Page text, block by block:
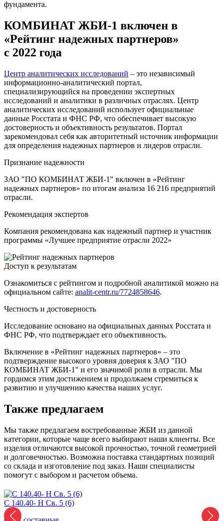
фундамента.
КОМБИНАТ ЖБИ-1 включен в
«Рейтинг надежных партнеров»
с 2022 года
Центр аналитических исследований – это независимый
информационно-аналитический портал,
специализирующийся на проведении экспертных
исследований и аналитики в различных отраслях. Центр
аналитических исследований использует официальные
данные Росстата и ФНС РФ, что обеспечивает высокую
достоверность и объективность результатов. Портал
зарекомендовал себя как авторитетный источник информации
для определения надежных партнеров и лидеров отрасли.
Признание надежности
ЗАО "ПО КОМБИНАТ ЖБИ-1" включен в «Рейтинг
надежных партнеров» по итогам анализа 16 216 предприятий
отрасли.
Рекомендация экспертов
Компания рекомендована как надежный партнер и участник
программы «Лучшее предприятие отрасли 2022»
Доступ к результатам
Ознакомиться с рейтингом и подробной аналитикой можно на
официальном сайте: analit-centr.ru/7724858646.
Честность и достоверность
Исследование основано на официальных данных Росстата и
ФНС РФ, что подтверждает его объективность.
Включение в «Рейтинг надежных партнеров» – это
подтверждение высокого уровня доверия к ЗАО "ПО
КОМБИНАТ ЖБИ-1" и его значимой роли в отрасли. Мы
гордимся этим достижением и продолжаем стремиться к
развитию и улучшению качества наших услуг.
Также предлагаем
Мы также предлагаем востребованные ЖБИ из данной
категории, которые чаще всего выбирают наши клиенты. Все
изделия отличаются высокой прочностью, точной геометрией
и долговечностью. Возможна поставка стандартных позиций
со склада и изготовление под заказ. Наши специалисты
помогут с выбором и расчетом объема.
С 140.40- H Св. 5 (6)